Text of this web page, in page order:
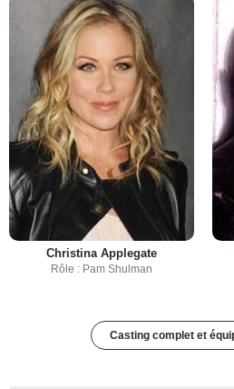
Christina Applegate
Rôle : Pam Shulman
Casting complet et